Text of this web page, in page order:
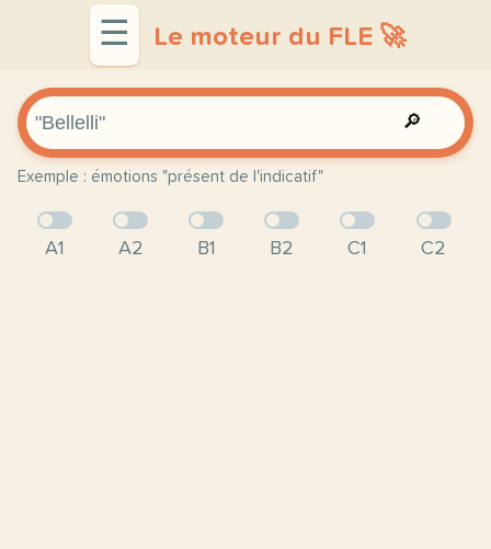
☰ Le moteur du FLE 🚀
🔎
Exemple : émotions "présent de l'indicatif"
A1 A2 B1 B2 C1 C2